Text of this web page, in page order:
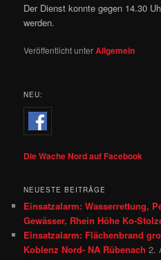
Der Dienst konnte gegen 14.30
werden.
Veröffentlicht unterAllgemein
NEU:
Die Wache Nord auf Facebook
NEUESTE BEITRÄGE
Einsatzalarm: Wasserrettung,
Gewässer, Rhein Höhe Ko-
Einsatzalarm: Flächenbrand
Koblenz Nord- NA Rübenach 2.